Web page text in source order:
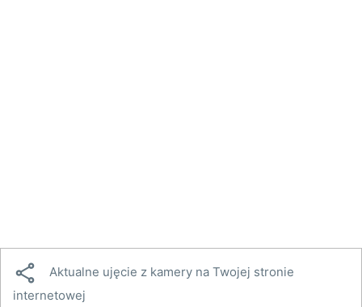

Aktualne ujęcie z kamery na Twojej stronie
internetowej